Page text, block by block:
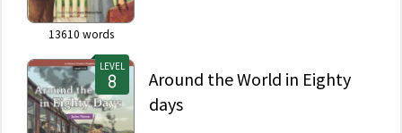
13610 words
LEVEL
Around the World in Eighty
days